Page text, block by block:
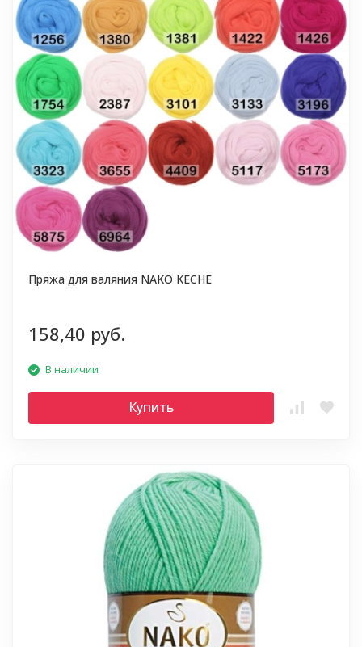
Пряжа для валяния NAKO KECHE
158,40 руб.
В наличии
Купить